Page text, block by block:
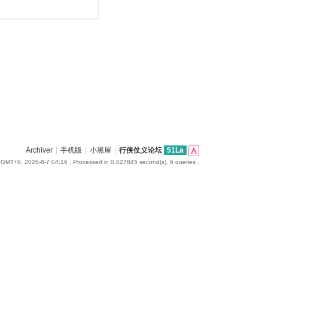
Archiver 手机版 小黑屋 行侠仗义论坛 51La
GMT+8, 2026-8-7 04:16 , Processed in 0.027845 second(s), 6 queries .